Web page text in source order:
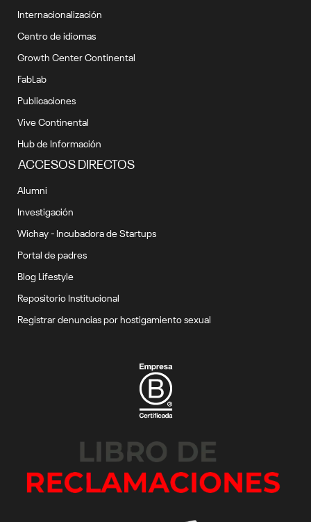
Internacionalización
Centro de idiomas
Growth Center Continental
FabLab
Publicaciones
Vive Continental
Hub de Información
ACCESOS DIRECTOS
Alumni
Investigación
Wichay - Incubadora de Startups
Portal de padres
Blog Lifestyle
Repositorio Institucional
Registrar denuncias por hostigamiento sexual